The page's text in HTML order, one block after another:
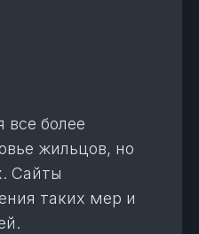
все более
жильцов, но
Сайты
таких мер и